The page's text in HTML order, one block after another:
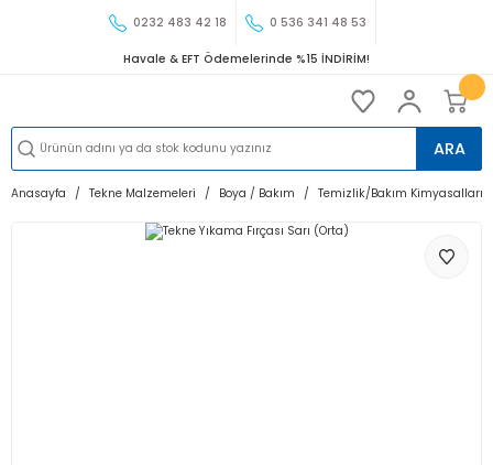
0232 483 42 18 0 536 341 48 53
Havale & EFT Ödemelerinde %15 İNDİRİM!
ARA
Anasayfa Tekne Malzemeleri Boya / Bakım Temizlik/Bakım Kimyasalları